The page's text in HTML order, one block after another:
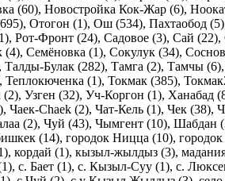
(60), Новостройка Кок-Жар (6),
, Отогон (1), Ош (534), Пахтаобод (5)
, Рот-Фронт (24), Садовое (3), Сай (22),
(4), Семёновка (1), Сокулук (34),
, Талды-Булак (282), Тамга (2), Тамчы (6),
, Теплокюченка (1), Токмак (385),
(2), Узген (32), Уч-Коргон (1), Ханабад
, Чаек-Chaek (2), Чат-Кель (1), Чек (38),
(2), Чуй (43), Чымгент (10), Шабдан
(14), городок Ницца (10),
, кордай (1), кызыл-жылдыз (3),
, с. Бает (1), с. Кызыл-Суу (1), с.